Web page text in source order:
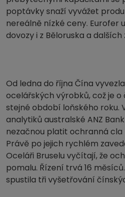
poptávky snaží vyvážet
nereálně nízké ceny. Eurofer
dovozy i z Běloruska a dalších
Od ledna do října Čína
ocelářských výrobků, což je
stejné období loňského roku.
analytiků australské ANZ
nezačnou platit ochranná
Právě po jejich rychlém
Oceláři Bruselu vyčítají, že
pomalu. Řízení trvá 16
spustila tři vyšetřování